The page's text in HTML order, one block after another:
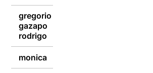
gregorio
gazapo
rodrigo
monica